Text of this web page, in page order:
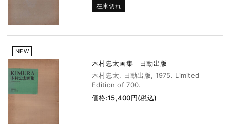
在庫切れ
NEW
木村忠太画集 日動出版
木村忠太. 日動出版, 1975. Limited
Edition of 700.
価格:15,400円(税込)